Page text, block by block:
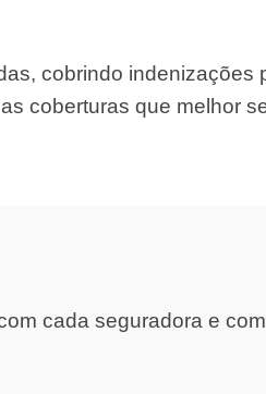
cobrindo indenizações
coberturas que melhor
cada seguradora e